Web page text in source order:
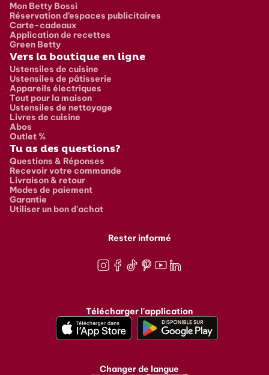
Mon Betty Bossi
Réservation d’espaces publicitaires
Carte-cadeaux
Application de recettes
Green Betty
Vers la boutique en ligne
Ustensiles de cuisine
Ustensiles de pâtisserie
Appareils électriques
Tout pour la maison
Ustensiles de nettoyage
Livres de cuisine
Abos
Outlet %
Tu as des questions?
Questions & Réponses
Recevoir votre commande
Livraison & retour
Modes de paiement
Garantie
Utiliser un bon d'achat
Rester informé
Télécharger l'application
Changer de langue